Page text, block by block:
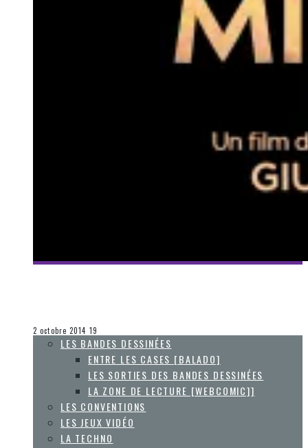
2 octobre 2014 19
LES BANDES DESSINÉES
ENTRE LES CASES [BALADO]
LES SORTIES DES BANDES DESSINÉES
LA ZONE DE LECTURE [WEBCOMIC]]
LES CONVENTIONS
LES JEUX VIDÉO
LA TECHNO